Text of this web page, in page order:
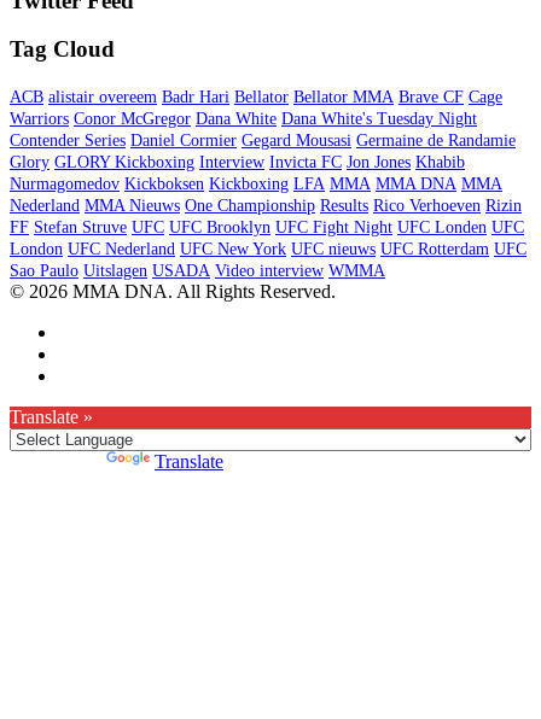
Tag Cloud
ACB alistair overeem Badr Hari Bellator Bellator MMA Brave CF Cage
Warriors Conor McGregor Dana White Dana White's Tuesday Night
Contender Series Daniel Cormier Gegard Mousasi Germaine de Randamie
Glory GLORY Kickboxing Interview Invicta FC Jon Jones Khabib
Nurmagomedov Kickboksen Kickboxing LFA MMA MMA DNA MMA
Nederland MMA Nieuws One Championship Results Rico Verhoeven Rizin
FF Stefan Struve UFC UFC Brooklyn UFC Fight Night UFC Londen UFC
London UFC Nederland UFC New York UFC nieuws UFC Rotterdam UFC
Sao Paulo Uitslagen USADA Video interview WMMA
© 2026 MMA DNA. All Rights Reserved.
Translate »
Translate